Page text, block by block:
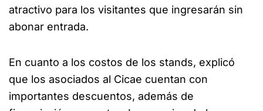
atractivo para los visitantes que ingresarán sin
abonar entrada.
En cuanto a los costos de los stands, explicó
que los asociados al Cicae cuentan con
importantes descuentos, además de